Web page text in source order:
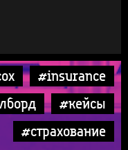
#insurance
#кейсы
#страхование